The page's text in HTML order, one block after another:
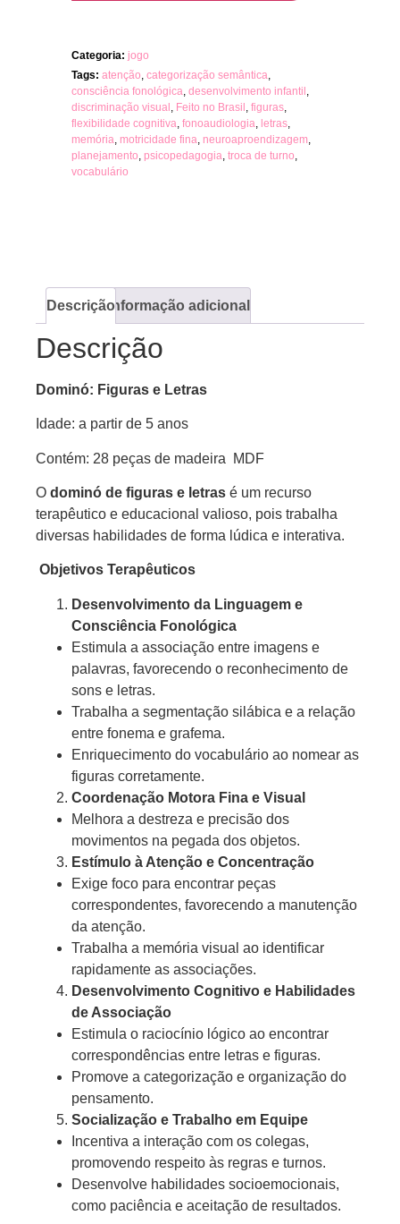
Categoria: jogo
Tags: atenção categorização semântica
consciência fonológica desenvolvimento infantil
discriminação visual Feito no Brasil figuras
flexibilidade cognitiva fonoaudiologia letras
memória motricidade fina neuroaproendizagem
planejamento psicopedagogia troca de turno
vocabulário
DescriçãoInformação adicional
Descrição
Dominó: Figuras e Letras
Idade: a partir de 5 anos
Contém: 28 peças de madeira MDF
O dominó de figuras e letras é um recurso
terapêutico e educacional valioso, pois trabalha
diversas habilidades de forma lúdica e interativa.
Objetivos Terapêuticos
Desenvolvimento da Linguagem e
Consciência Fonológica
Estimula a associação entre imagens e
palavras, favorecendo o reconhecimento de
sons e letras.
Trabalha a segmentação silábica e a relação
entre fonema e grafema.
Enriquecimento do vocabulário ao nomear as
figuras corretamente.
Coordenação Motora Fina e Visual
Melhora a destreza e precisão dos
movimentos na pegada dos objetos.
Estímulo à Atenção e Concentração
Exige foco para encontrar peças
correspondentes, favorecendo a manutenção
da atenção.
Trabalha a memória visual ao identificar
rapidamente as associações.
Desenvolvimento Cognitivo e Habilidades
de Associação
Estimula o raciocínio lógico ao encontrar
correspondências entre letras e figuras.
Promove a categorização e organização do
pensamento.
Socialização e Trabalho em Equipe
Incentiva a interação com os colegas,
promovendo respeito às regras e turnos.
Desenvolve habilidades socioemocionais,
como paciência e aceitação de resultados.